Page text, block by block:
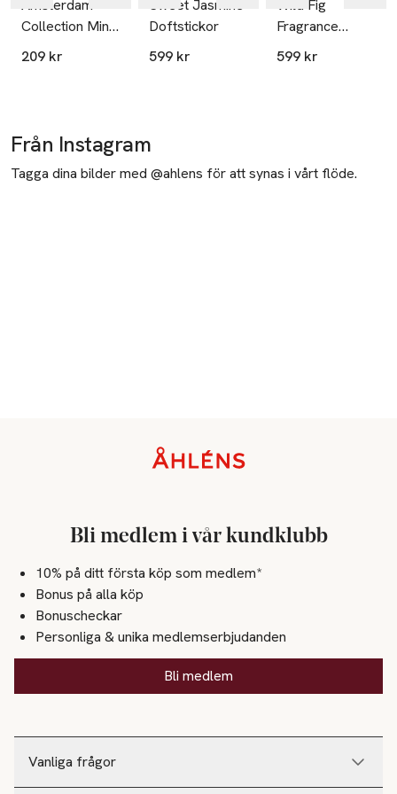
Amsterdam
Collection Mini
Fragrance
209 kr
Sweet Jasmine
Doftstickor
599 kr
Wild Fig
Fragrance
Sticks
599 kr
Från Instagram
Tagga dina bilder med @ahlens för att synas i vårt flöde.
Vanliga frågor
Bli medlem i vår kundklubb
10% på ditt första köp som medlem*
Bonus på alla köp
Bonuscheckar
Personliga & unika medlemserbjudanden
Bli medlem